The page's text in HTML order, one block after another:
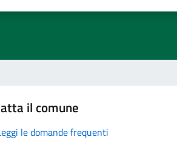
il comune
le domande frequenti